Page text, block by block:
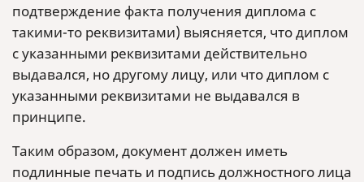
подтверждение факта получения диплома с
такими-то реквизитами) выясняется, что диплом
с указанными реквизитами действительно
выдавался, но другому лицу, или что диплом с
указанными реквизитами не выдавался в
принципе.
Таким образом, документ должен иметь
подлинные печать и подпись должностного лица